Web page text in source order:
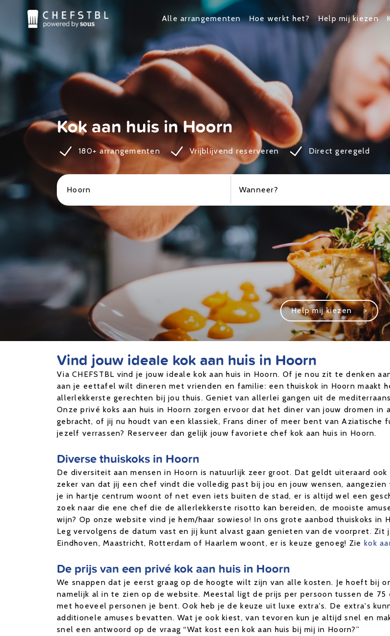
Alle arrangementen Hoe werkt het? Help mij kiezen
Kok aan huis in Hoorn
180+ arrangementen Vrijblijvend reserveren Direct geregeld
Hoorn Wanneer?
Help mij kiezen >
Vind jouw ideale kok aan huis in Hoorn
Via CHEFSTBL vind je jouw ideale kok aan huis in Hoorn. Of je nou zit te denken
aan je eettafel wilt dineren met vrienden en familie: een thuiskok in Hoorn maakt
allerlekkerste gerechten bij jou thuis. Geniet van allerlei gangen uit de
Onze privé koks aan huis in Hoorn zorgen ervoor dat het diner van jouw dromen
gebracht, of jij nu houdt van een klassiek, Frans diner of meer bent van Aziatische
jezelf verrassen? Reserveer dan gelijk jouw favoriete chef kok aan huis in Hoorn.
Diverse thuiskoks in Hoorn
De diversiteit aan mensen in Hoorn is natuurlijk zeer groot. Dat geldt uiteraard
zeker van dat jij een chef vindt die volledig past bij jou en jouw wensen,
je in hartje centrum woont of net even iets buiten de stad, er is altijd wel een
zoek naar die ene chef die de allerlekkerste risotto kan bereiden, de mooiste
wijn? Op onze website vind je hem/haar sowieso! In ons grote aanbod thuiskoks in
Leg vervolgens de datum vast en jij kunt alvast gaan genieten van de voorpret.
Eindhoven, Maastricht, Rotterdam of Haarlem woont, er is keuze genoeg! Ziekok
De prijs van een privé kok aan huis in Hoorn
We snappen dat je eerst graag op de hoogte wilt zijn van alle kosten. Je hoeft bij
namelijk al in te zien op de website. Meestal ligt de prijs per persoon tussen de
met hoeveel personen je bent. Ook heb je de keuze uit luxe extra's. De extra's
additionele amuses bevatten. Wat je ook kiest, van tevoren kun je altijd snel en
snel een antwoord op de vraag “Wat kost een kok aan huis bij mij in Hoorn?”